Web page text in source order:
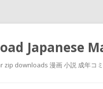
Japanese
zip downloads 漫画 小説 成年コ